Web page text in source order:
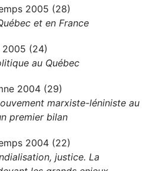
2005 (28)
et en France
2005 (24)
au Québec
2004 (29)
marxiste-léniniste au
premier bilan
2004 (22)
justice. La